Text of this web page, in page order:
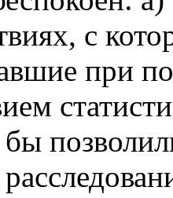
с
при